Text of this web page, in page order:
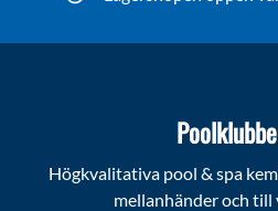
Högkvalitativa pool & spa
mellanhänder och